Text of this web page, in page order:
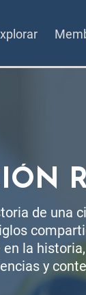
de una
la
y